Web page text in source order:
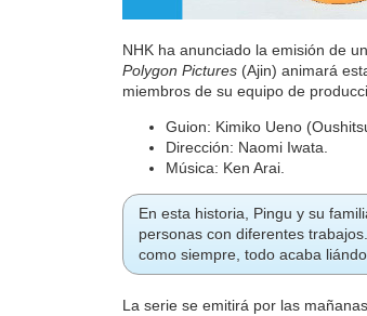
NHK ha anunciado la emisión de
Polygon Pictures (Ajin) animará
miembros de su equipo de
Guion: Kimiko Ueno
Dirección: Naomi Iwata.
Música: Ken Arai.
En esta historia, Pingu y su
personas con diferentes
como siempre, todo acaba
La serie se emitirá por las